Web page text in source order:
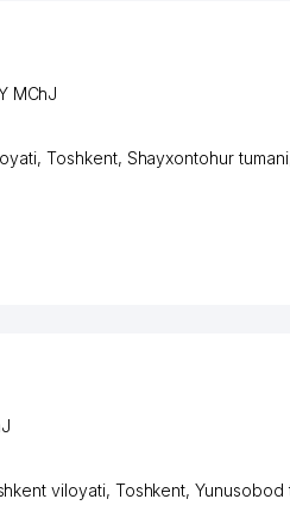
MChJ
,Toshkent, Shayxontohur tumani
viloyati, Toshkent,Yunusobod